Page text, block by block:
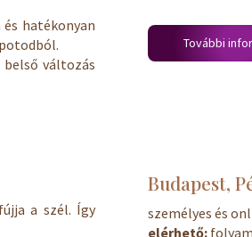
hatékonyan
változás
További
a szél. Így
Budapest,
személyes és
elérhető: